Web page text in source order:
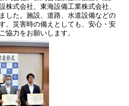
株式会社、東海設備工業株式会社、
した。施設、道路、水道設備などの
。災害時の備えとしても、安心・安
協力をお願いします。